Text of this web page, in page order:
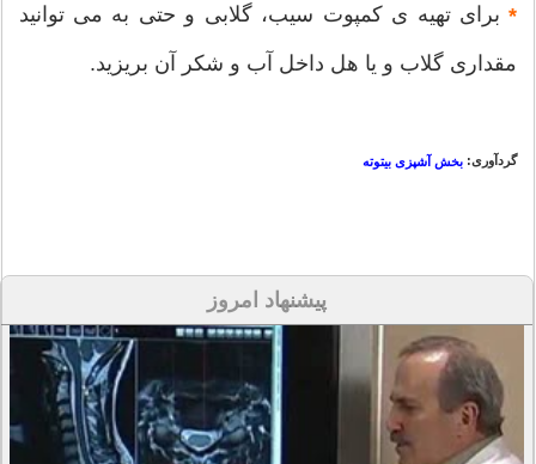
* برای تهیه ی کمپوت سیب، گلابی و حتی به می توانید
مقداری گلاب و یا هل داخل آب و شکر آن بریزید.
گردآوری: بخش آشپزی بیتوته
پیشنهاد امروز